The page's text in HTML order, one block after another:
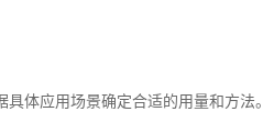
体应用场景确定合适的用量和方法。